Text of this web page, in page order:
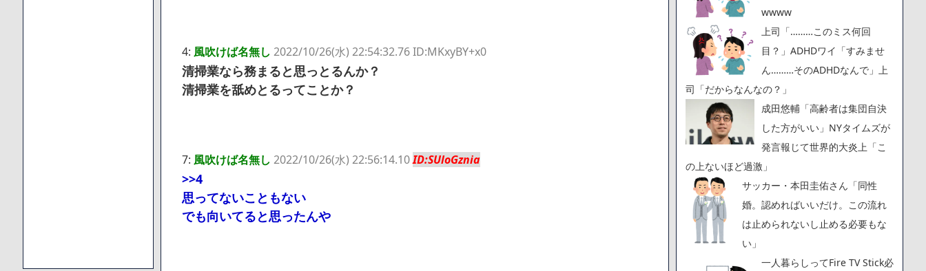
4: 風吹けば名無し 2022/10/26(水) 22:54:32.76 ID:MKxyBY+x0
清掃業なら務まると思っとるんか？
清掃業を舐めとるってことか？
7: 風吹けば名無し 2022/10/26(水) 22:56:14.10ID:SUloGznia
>>4
思ってないこともない
でも向いてると思ったんや
wwww
上司「………このミス何回
目？」ADHDワイ「すみませ
ん………そのADHDなんで」上
司「だからなんなの？」
成田悠輔「高齢者は集団自決
した方がいい」NYタイムズが
発言報じて世界的大炎上「こ
の上ないほど過激」
サッカー・本田圭佑さん「同性
婚。認めればいいだけ。この流れ
は止められないし止める必要もな
い」
一人暮らしってFire TV Stick必